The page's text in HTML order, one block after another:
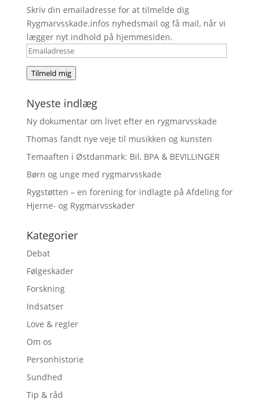
Skriv din emailadresse for at tilmelde dig
Rygmarvsskade.infos nyhedsmail og få mail, når vi
lægger nyt indhold på hjemmesiden.
Emailadresse
Tilmeld mig
Nyeste indlæg
Ny dokumentar om livet efter en rygmarvsskade
Thomas fandt nye veje til musikken og kunsten
Temaaften i Østdanmark: Bil, BPA & BEVILLINGER
Børn og unge med rygmarvsskade
Rygstøtten – en forening for indlagte på Afdeling for
Hjerne- og Rygmarvsskader
Kategorier
Debat
Følgeskader
Forskning
Indsatser
Love & regler
Om os
Personhistorie
Sundhed
Tip & råd